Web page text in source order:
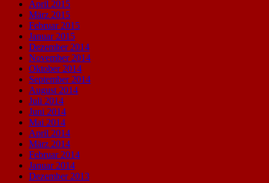
April 2015
März 2015
Februar 2015
Januar 2015
Dezember 2014
November 2014
Oktober 2014
September 2014
August 2014
Juli 2014
Juni 2014
Mai 2014
April 2014
März 2014
Februar 2014
Januar 2014
Dezember 2013